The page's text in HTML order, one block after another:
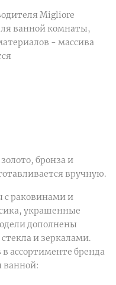
Migliore
ванной комнаты,
- массива
бронза и
вручную.
с раковинами и
украшенные
дополнены
и зеркалами.
ассортименте бренда
ванной: